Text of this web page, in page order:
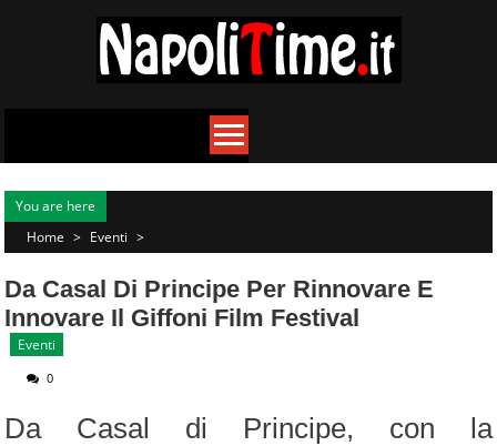
You are here
Home > Eventi >
Da Casal Di Principe Per Rinnovare E
Innovare Il Giffoni Film Festival
Eventi
0
Da Casal di Principe, con la